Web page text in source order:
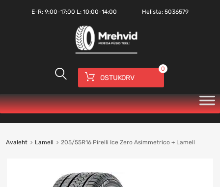
E-R: 9:00-17:00 L: 10:00-14:00 Helista:5036579
OSTUKORV
0
Avaleht Lamell 205/55R16 Pirelli Ice Zero Asimmetrico + Lamell